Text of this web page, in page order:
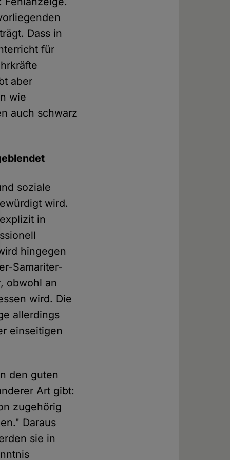
Dass in
für
aber
wie
auch schwarz
soziale
wird.
in
hingegen
Samariter-
obwohl an
wird. Die
allerdings
einseitigen
den guten
Art gibt:
zugehörig
Daraus
sie in